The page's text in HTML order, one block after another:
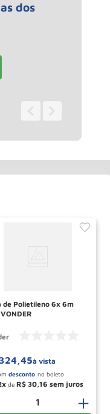
dos
de Polietileno 6x 6m
324,45à vista
de R$ 30 16
＋